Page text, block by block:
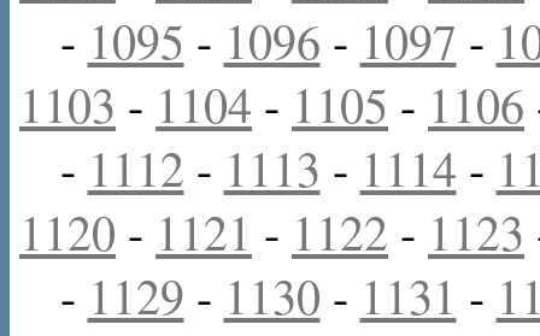
- 1095 - 1096 - 1097 -
1103 - 1104 - 1105 - 1106
- 1112 - 1113 - 1114 -
1120 - 1121 - 1122 - 1123
- 1129 - 1130 - 1131 -